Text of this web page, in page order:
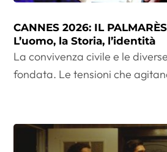
CANNES 2026: IL PALMARÈS
L’uomo, la Storia, l’identità
La convivenza civile e le
fondata. Le tensioni che